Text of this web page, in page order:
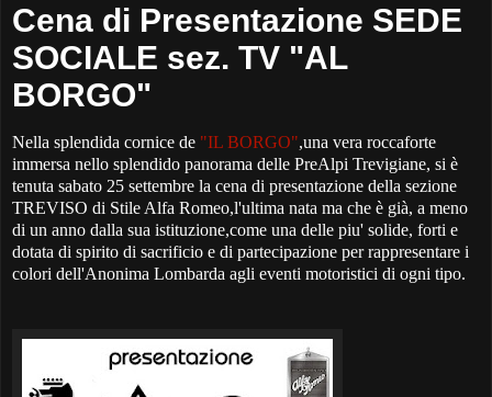
Cena di Presentazione SEDE
SOCIALE sez. TV "AL
BORGO"
Nella splendida cornice de "IL BORGO",una vera roccaforte
immersa nello splendido panorama delle PreAlpi Trevigiane, si è
tenuta sabato 25 settembre la cena di presentazione della sezione
TREVISO di Stile Alfa Romeo,l'ultima nata ma che è già, a meno
di un anno dalla sua istituzione,come una delle piu' solide, forti e
dotata di spirito di sacrificio e di partecipazione per rappresentare i
colori dell'Anonima Lombarda agli eventi motoristici di ogni tipo.